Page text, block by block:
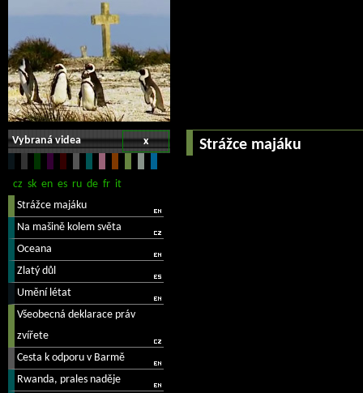
x
Vybraná videa Strážce majáku